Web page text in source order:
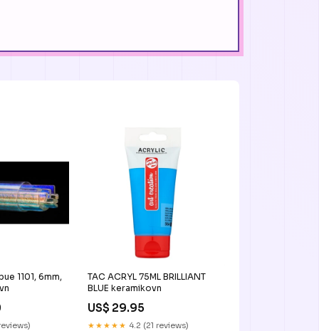
1101, 6mm,
TAC ACRYL 75ML BRILLIANT
BLUE keramikovn
US$ 29.95
★★★★★ 4.2 (21 reviews)